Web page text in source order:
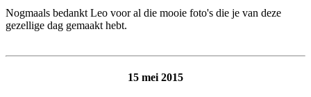
Nogmaals bedankt Leo voor al die mooie foto's die je van deze
gezellige dag gemaakt hebt.
15 mei 2015